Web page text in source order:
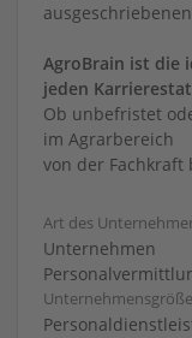
AgroBrain ist die
jeden
Ob unbefristet
im Agrarbereich
von der Fachkraft
Art des
Unternehmen